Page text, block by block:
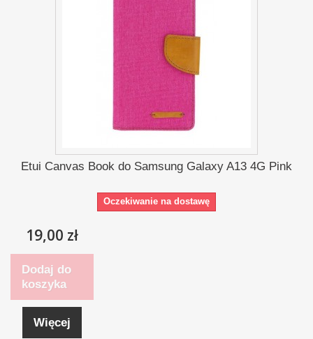
Etui Canvas Book do Samsung Galaxy A13 4G Pink
Oczekiwanie na dostawę
19,00 zł
Dodaj do
koszyka
Więcej